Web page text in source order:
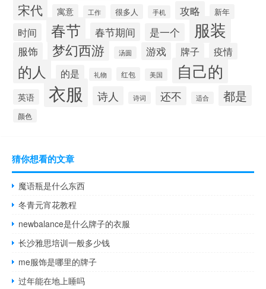
宋代 寓意 工作 很多人 手机 攻略 新年
时间 春节 春节期间 是一个 服装
服饰 梦幻西游 汤圆 游戏 牌子 疫情
的人 的是 礼物 红包 美国 自己的
英语 衣服 诗人 诗词 还不 适合 都是
颜色
猜你想看的文章
魔语瓶是什么东西
冬青元宵花教程
newbalance是什么牌子的衣服
长沙雅思培训一般多少钱
me服饰是哪里的牌子
过年能在地上睡吗